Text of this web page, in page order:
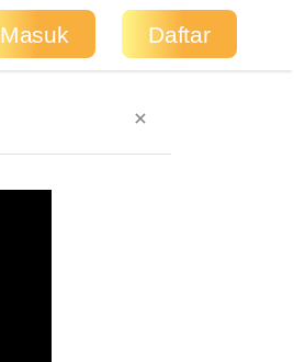
Masuk Daftar